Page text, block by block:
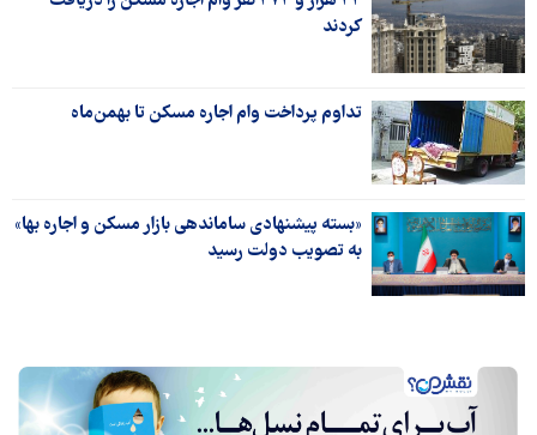
کردند
تداوم پرداخت وام اجاره مسکن تا بهمن‌ماه
«بسته پیشنهادی ساماندهی بازار مسکن و اجاره بها»
به تصویب دولت رسید